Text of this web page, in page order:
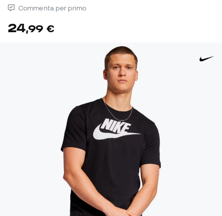
Commenta per primo
24,99 €